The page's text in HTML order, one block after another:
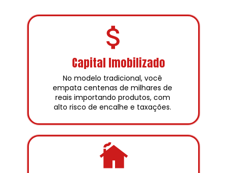
Capital Imobilizado
No modelo tradicional, você
empata centenas de milhares de
reais importando produtos, com
alto risco de encalhe e taxações.